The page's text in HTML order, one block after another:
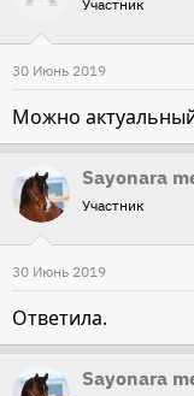
Участник
30 Июнь 2019
Можно
Sayonara
Участник
30 Июнь 2019
Ответила.
Sayonara